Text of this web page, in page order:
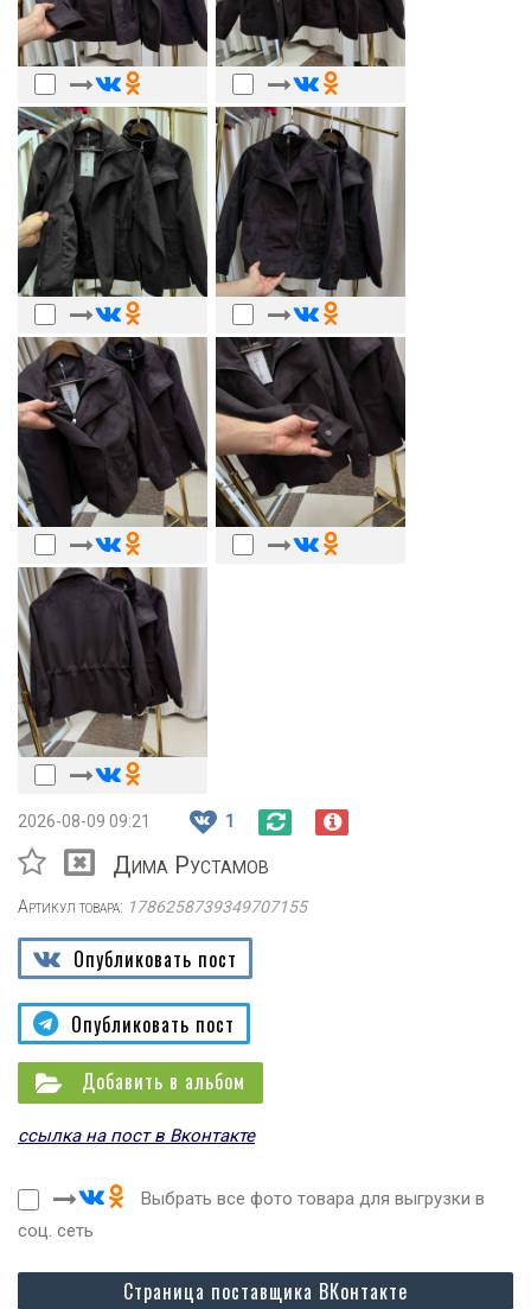
2026-08-09 09:21 1
Дима Рустамов
Артикул товара: 1786258739349707155
Опубликовать пост
Опубликовать пост
Добавить в альбом
ссылка на пост в Вконтакте
Выбрать все фото товара для выгрузки в
соц. сеть
Страница поставщика ВКонтакте